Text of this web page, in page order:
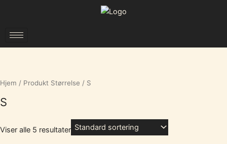
Hjem / Produkt Størrelse / S
S
Viser alle 5 resultater